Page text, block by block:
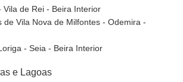
Vila de Rei - Beira Interior
de Vila Nova de Milfontes - Odemira -
- Seia - Beira Interior
e Lagoas